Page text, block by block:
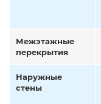
Межэтажные
перекрытия
Наружные
стены